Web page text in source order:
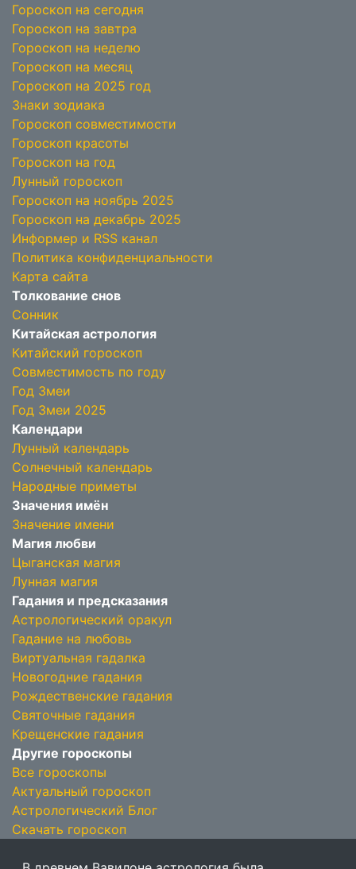
Гороскоп на сегодня
Гороскоп на завтра
Гороскоп на неделю
Гороскоп на месяц
Гороскоп на 2025 год
Знаки зодиака
Гороскоп совместимости
Гороскоп красоты
Гороскоп на год
Лунный гороскоп
Гороскоп на ноябрь 2025
Гороскоп на декабрь 2025
Информер и RSS канал
Политика конфиденциальности
Карта сайта
Толкование снов
Сонник
Китайская астрология
Китайский гороскоп
Совместимость по году
Год Змеи
Год Змеи 2025
Календари
Лунный календарь
Солнечный календарь
Народные приметы
Значения имён
Значение имени
Магия любви
Цыганская магия
Лунная магия
Гадания и предсказания
Астрологический оракул
Гадание на любовь
Виртуальная гадалка
Новогодние гадания
Рождественские гадания
Святочные гадания
Крещенские гадания
Другие гороскопы
Все гороскопы
Актуальный гороскоп
Астрологический Блог
Скачать гороскоп